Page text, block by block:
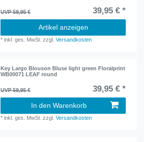
UVP 59,95 € 39,95 € *
Artikel anzeigen
*inkl. ges. MwSt. zzgl.Versandkosten
Key Largo Blouson Bluse light green Floralprint
WB00071 LEAF round
UVP 59,95 € 39,95 € *
In den Warenkorb
*inkl. ges. MwSt. zzgl.Versandkosten